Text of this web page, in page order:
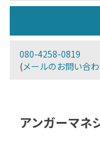
080-4258-0819
(メールのお問い合
アンガーマネ